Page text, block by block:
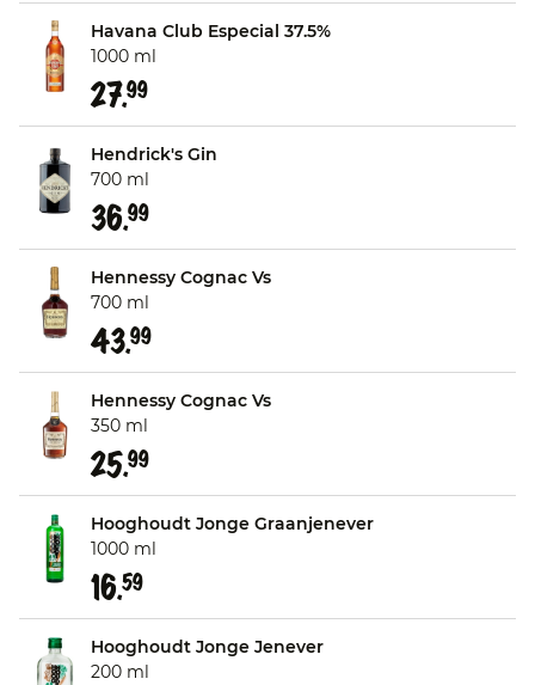
Havana Club Especial 37.5%
1000 ml
27.99
Hendrick's Gin
700 ml
36.99
Hennessy Cognac Vs
700 ml
43.99
Hennessy Cognac Vs
350 ml
25.99
Hooghoudt Jonge Graanjenever
1000 ml
16.59
Hooghoudt Jonge Jenever
200 ml